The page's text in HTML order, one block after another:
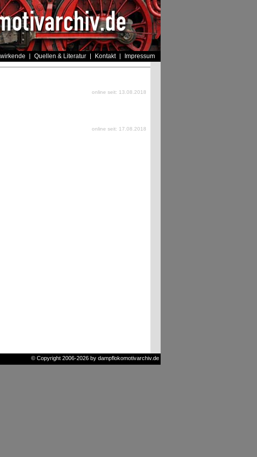
Quellen & Literatur Kontakt Impressum
online seit: 13.08.2018
online seit: 17.08.2018
© Copyright 2006-2026 by dampflokomotivarchiv.de